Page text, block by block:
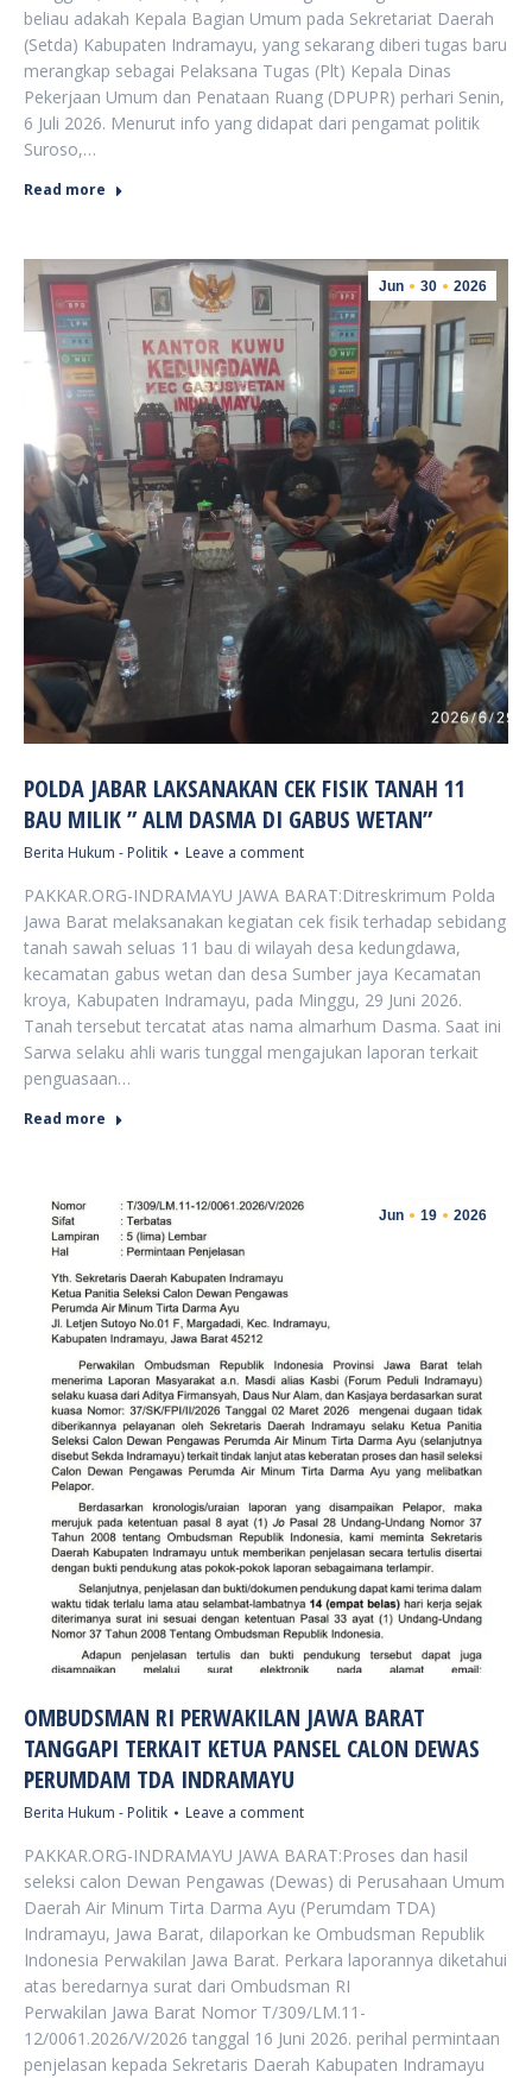
beliau adakah Kepala Bagian Umum pada Sekretariat Daerah
(Setda) Kabupaten Indramayu, yang sekarang diberi tugas baru
merangkap sebagai Pelaksana Tugas (Plt) Kepala Dinas
Pekerjaan Umum dan Penataan Ruang (DPUPR) perhari Senin,
6 Juli 2026. Menurut info yang didapat dari pengamat politik
Suroso,…
Read more
Jun 30 2026
POLDA JABAR LAKSANAKAN CEK FISIK TANAH 11
BAU MILIK ” ALM DASMA DI GABUS WETAN”
Berita Hukum - Politik Leave a comment
PAKKAR.ORG-INDRAMAYU JAWA BARAT:Ditreskrimum Polda
Jawa Barat melaksanakan kegiatan cek fisik terhadap sebidang
tanah sawah seluas 11 bau di wilayah desa kedungdawa,
kecamatan gabus wetan dan desa Sumber jaya Kecamatan
kroya, Kabupaten Indramayu, pada Minggu, 29 Juni 2026.
Tanah tersebut tercatat atas nama almarhum Dasma. Saat ini
Sarwa selaku ahli waris tunggal mengajukan laporan terkait
penguasaan…
Read more
Jun 19 2026
OMBUDSMAN RI PERWAKILAN JAWA BARAT
TANGGAPI TERKAIT KETUA PANSEL CALON DEWAS
PERUMDAM TDA INDRAMAYU
Berita Hukum - Politik Leave a comment
PAKKAR.ORG-INDRAMAYU JAWA BARAT:Proses dan hasil
seleksi calon Dewan Pengawas (Dewas) di Perusahaan Umum
Daerah Air Minum Tirta Darma Ayu (Perumdam TDA)
Indramayu, Jawa Barat, dilaporkan ke Ombudsman Republik
Indonesia Perwakilan Jawa Barat. Perkara laporannya diketahui
atas beredarnya surat dari Ombudsman RI
Perwakilan Jawa Barat Nomor T/309/LM.11-
12/0061.2026/V/2026 tanggal 16 Juni 2026. perihal permintaan
penjelasan kepada Sekretaris Daerah Kabupaten Indramayu